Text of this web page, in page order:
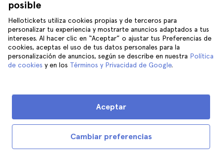
descuento en su precio.
Esta tarjeta da un descuento en varias de las
atracciones más importantes de la ciudad.
Vas a poder descubrir más, pagando menos
por ello. Esta es también una buena opción si
atracciones más destacadas de Houston.
Obtienes acceso a ellas con esta tarjeta.
Reserva tu Houston City Pass
posible
Hellotickets utiliza cookies propias y de terceros para
personalizar tu experiencia y mostrarte anuncios adaptados a tus
intereses. Al hacer clic en “Aceptar” o ajustar tus Preferencias de
cookies, aceptas el uso de tus datos personales para la
personalización de anuncios, según se describe en nuestra Política
de cookies y en los Términos y Privacidad de Google.
Cambiar preferencias
Aceptar